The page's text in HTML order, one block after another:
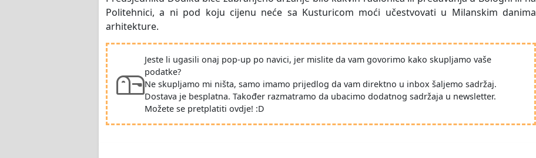
Politehnici, a ni pod koju cijenu neće sa Kusturicom moći učestvovati u Milanskim danima
arhitekture.
Jeste li ugasili onaj pop-up po navici, jer mislite da vam govorimo kako skupljamo vaše
podatke?
Ne skupljamo mi ništa, samo imamo prijedlog da vam direktno u inbox šaljemo sadržaj.
Dostava je besplatna. Također razmatramo da ubacimo dodatnog sadržaja u newsletter.
Možete se pretplatiti ovdje! :D